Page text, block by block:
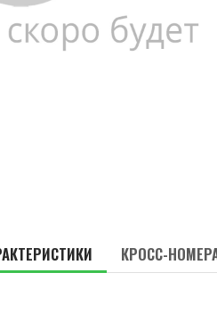
КРОСС-